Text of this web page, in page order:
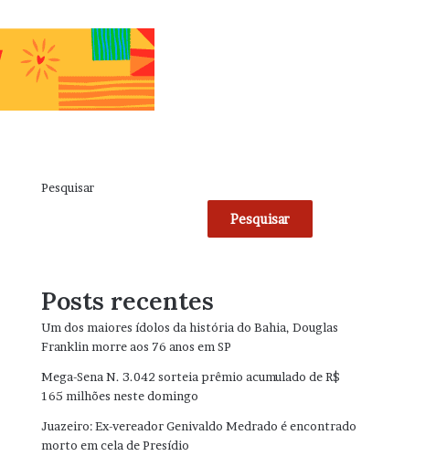
Pesquisar
Pesquisar
Posts recentes
Um dos maiores ídolos da história do Bahia, Douglas
Franklin morre aos 76 anos em SP
Mega-Sena N. 3.042 sorteia prêmio acumulado de R$
165 milhões neste domingo
Juazeiro: Ex-vereador Genivaldo Medrado é encontrado
morto em cela de Presídio